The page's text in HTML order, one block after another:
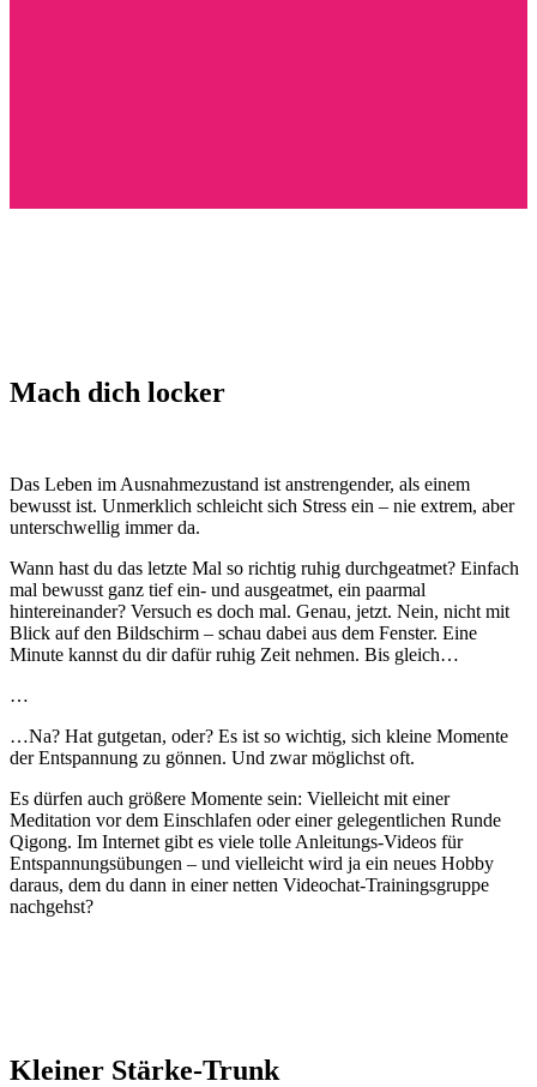
Mach dich locker
Das Leben im Ausnahmezustand ist anstrengender, als einem
bewusst ist. Unmerklich schleicht sich Stress ein – nie extrem, aber
unterschwellig immer da.
Wann hast du das letzte Mal so richtig ruhig durchgeatmet? Einfach
mal bewusst ganz tief ein- und ausgeatmet, ein paarmal
hintereinander? Versuch es doch mal. Genau, jetzt. Nein, nicht mit
Blick auf den Bildschirm – schau dabei aus dem Fenster. Eine
Minute kannst du dir dafür ruhig Zeit nehmen. Bis gleich…
…
…Na? Hat gutgetan, oder? Es ist so wichtig, sich kleine Momente
der Entspannung zu gönnen. Und zwar möglichst oft.
Es dürfen auch größere Momente sein: Vielleicht mit einer
Meditation vor dem Einschlafen oder einer gelegentlichen Runde
Qigong. Im Internet gibt es viele tolle Anleitungs-Videos für
Entspannungsübungen – und vielleicht wird ja ein neues Hobby
daraus, dem du dann in einer netten Videochat-Trainingsgruppe
nachgehst?
Kleiner Stärke-Trunk